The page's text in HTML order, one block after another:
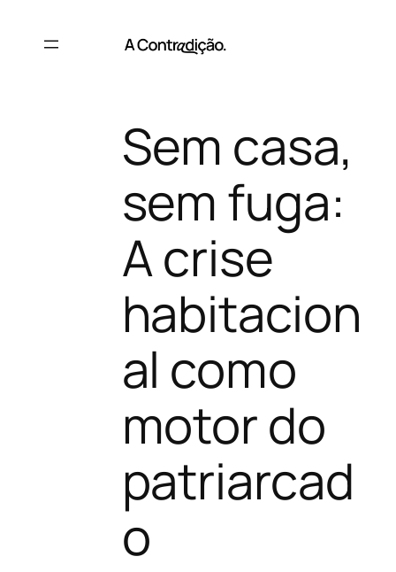
Sem casa,
sem fuga:
A crise
habitacion
al como
motor do
patriarcad
o